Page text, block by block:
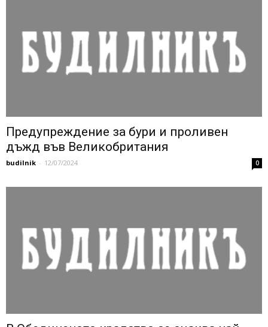
Предупреждение за бури и проливен
дъжд във Великобритания
budilnik - 12/07/2024 0